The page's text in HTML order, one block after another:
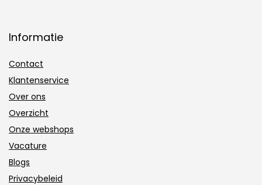
Informatie
Contact
Klantenservice
Over ons
Overzicht
Onze webshops
Vacature
Blogs
Privacybeleid